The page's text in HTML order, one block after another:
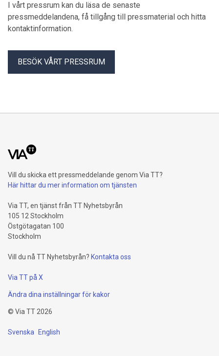
I vårt pressrum kan du läsa de senaste
pressmeddelandena, få tillgång till pressmaterial och hitta
kontaktinformation.
BESÖK VÅRT PRESSRUM
Vill du skicka ett pressmeddelande genom Via TT?
Här hittar du mer information om tjänsten
Via TT, en tjänst från TT Nyhetsbyrån
105 12 Stockholm
Östgötagatan 100
Stockholm
Vill du nå TT Nyhetsbyrån? Kontakta oss
Via TT på X
Ändra dina inställningar för kakor
© Via TT 2026
Svenska English